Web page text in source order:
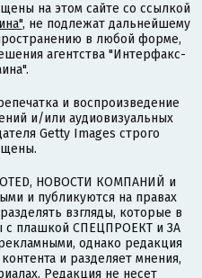
на этом сайте со ссылкой
, не подлежат дальнейшему
в любой форме,
агентства "Интерфакс-
и воспроизведение
и/или аудиовизуальных
Getty Images строго
НОВОСТИ КОМПАНИЙ и
и публикуются на правах
взгляды, которые в
с плашкой СПЕЦПРОЕКТ и ЗА
однако редакция
и разделяет мнения,
Редакция не несет